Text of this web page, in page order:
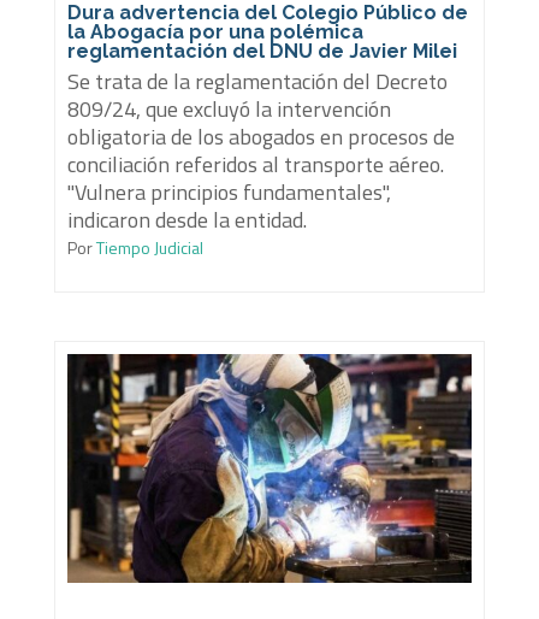
Dura advertencia del Colegio Público de
la Abogacía por una polémica
reglamentación del DNU de Javier Milei
Se trata de la reglamentación del Decreto
809/24, que excluyó la intervención
obligatoria de los abogados en procesos de
conciliación referidos al transporte aéreo.
"Vulnera principios fundamentales",
indicaron desde la entidad.
PorTiempo Judicial